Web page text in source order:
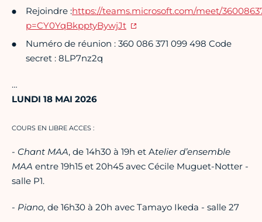
Rejoindre :https://teams.microsoft.com/meet/
p=CY0YqBkpptyBywjJt
Numéro de réunion : 360 086 371 099 498 Code
secret : 8LP7nz2q
…
LUNDI 18 MAI 2026
COURS EN LIBRE ACCES :
- Chant MAA, de 14h30 à 19h et Atelier d’ensemble
MAA entre 19h15 et 20h45 avec Cécile Muguet-Notter -
salle P1.
- Piano, de 16h30 à 20h avec Tamayo Ikeda - salle 27